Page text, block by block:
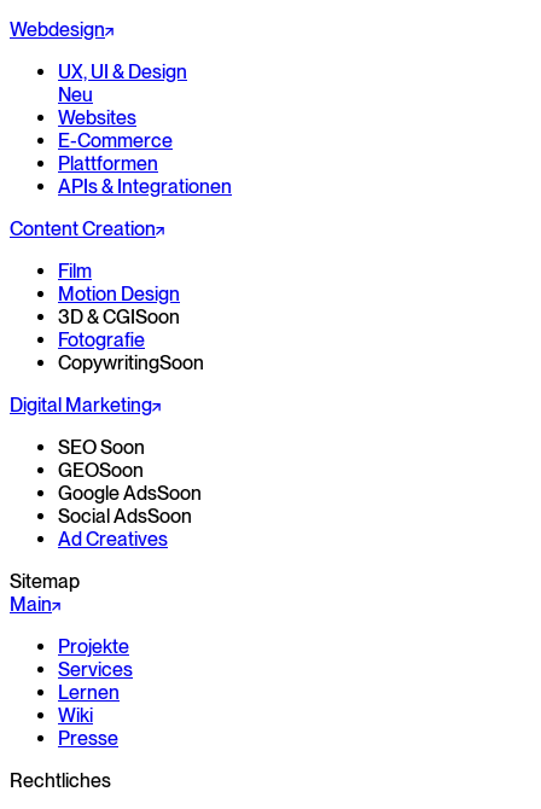
Webdesign
UX, UI & Design
Neu
Websites
E-Commerce
Plattformen
APIs & Integrationen
Content Creation
Film
Motion Design
3D & CGISoon
Fotografie
CopywritingSoon
Digital Marketing
SEOSoon
GEOSoon
Google AdsSoon
Social AdsSoon
Ad Creatives
Sitemap
Main
Projekte
Services
Lernen
Wiki
Presse
Rechtliches